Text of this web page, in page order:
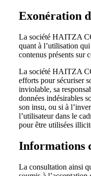
Exonération
La société HAITZA
quant à l’utilisation
contenus présents sur
La société HAITZA
efforts pour sécuriser
inviolable, sa
données indésirables
son insu, ou si à
l’utilisateur dans le
pour être utilisées
Informations
La consultation ainsi